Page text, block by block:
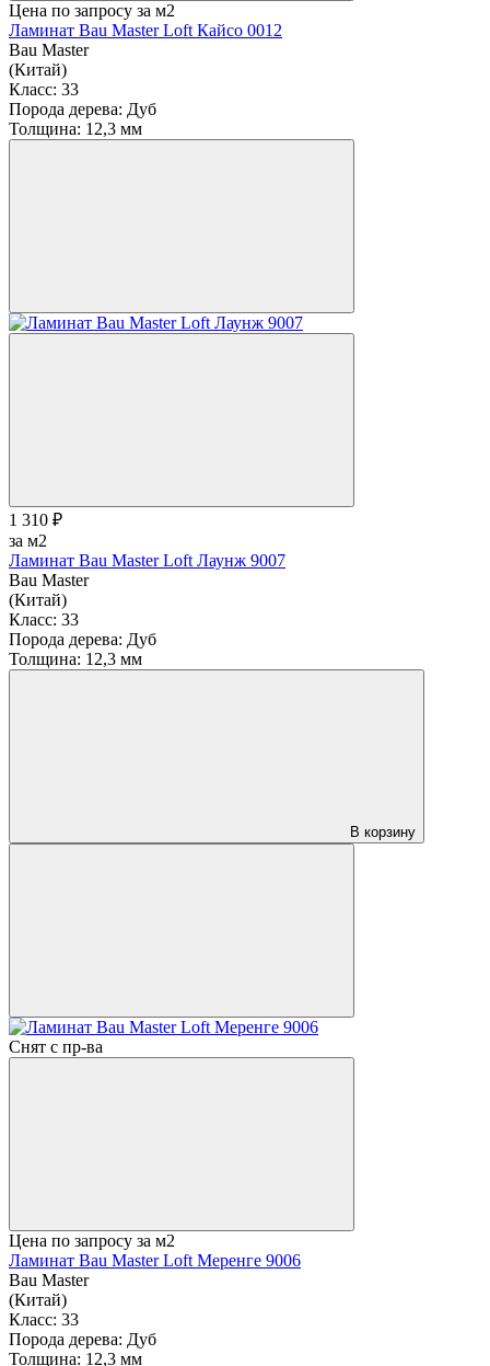
Цена по запросу за м2
Ламинат Bau Master Loft Кайсо 0012
Bau Master
(Китай)
Класс: 33
Порода дерева: Дуб
Толщина: 12,3 мм
1 310 ₽
за м2
Ламинат Bau Master Loft Лаунж 9007
Bau Master
(Китай)
Класс: 33
Порода дерева: Дуб
Толщина: 12,3 мм
В корзину
Снят с пр-ва
Цена по запросу за м2
Ламинат Bau Master Loft Меренге 9006
Bau Master
(Китай)
Класс: 33
Порода дерева: Дуб
Толщина: 12,3 мм